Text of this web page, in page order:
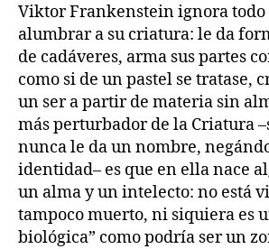
Viktor Frankenstein ignora todo
alumbrar a su criatura: le da
de cadáveres, arma sus partes
como si de un pastel se tratase,
un ser a partir de materia sin
más perturbador de la Criatura
nunca le da un nombre,
identidad– es que en ella nace
un alma y un intelecto: no está
tampoco muerto, ni siquiera es
biológica” como podría ser un